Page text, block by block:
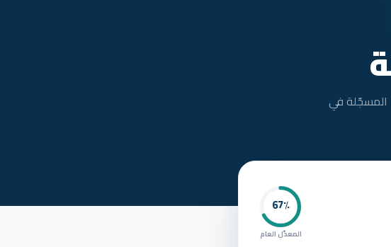
المسجّلة في
67٪
المعدّل العام